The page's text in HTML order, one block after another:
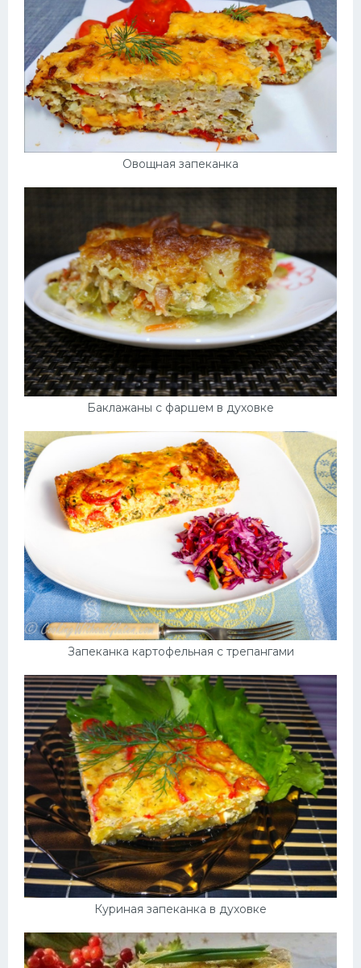
Овощная запеканка
Баклажаны с фаршем в духовке
Запеканка картофельная с трепангами
Куриная запеканка в духовке